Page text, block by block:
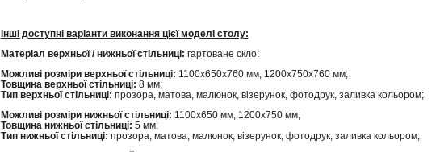
Інші доступні варіанти виконання цієї моделі столу:
Матеріал верхньої / нижньої стільниці: гартоване скло;
Можливі розміри верхньої стільниці: 1100х650х760 мм, 1200х750х760 мм;
Товщина верхньої стільниці: 8 мм;
Тип верхньої стільниці: прозора, матова, малюнок, візерунок, фотодрук, заливка кольором;
Можливі розміри нижньої стільниці: 1100х650 мм, 1200х750 мм;
Товщина нижньої стільниці: 5 мм;
Тип нижньої стільниці: прозора, матова, малюнок, візерунок, фотодрук, заливка кольором;